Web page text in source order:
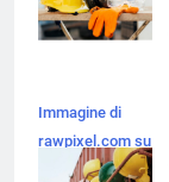
Immagine di
rawpixel.com su
Magnific